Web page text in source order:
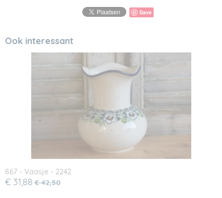
Save
Ook interessant
867 - Vaasje - 2242
€ 31,88 € 42,50